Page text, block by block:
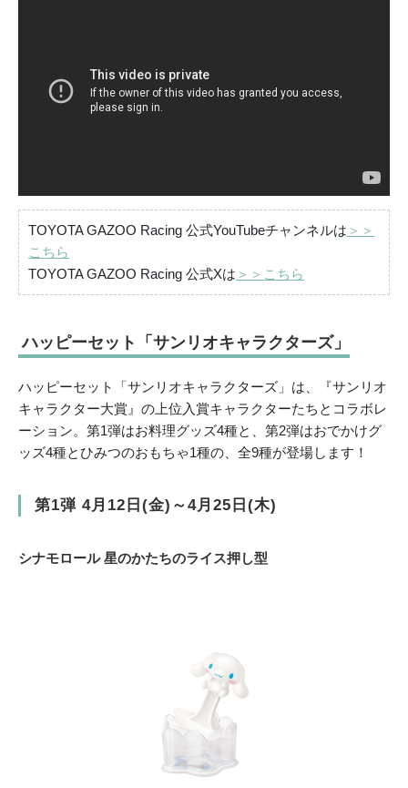
TOYOTA GAZOO Racing 公式YouTubeチャンネルは ＞＞
こちら
TOYOTA GAZOO Racing 公式Xは ＞＞こちら
ハッピーセット「サンリオキャラクターズ」
ハッピーセット「サンリオキャラクターズ」は、『サンリオ
キャラクター大賞』の上位入賞キャラクターたちとコラボレ
ーション。第1弾はお料理グッズ4種と、第2弾はおでかけグ
ッズ4種とひみつのおもちゃ1種の、全9種が登場します！
第1弾 4月12日(金)～4月25日(木)
シナモロール 星のかたちのライス押し型